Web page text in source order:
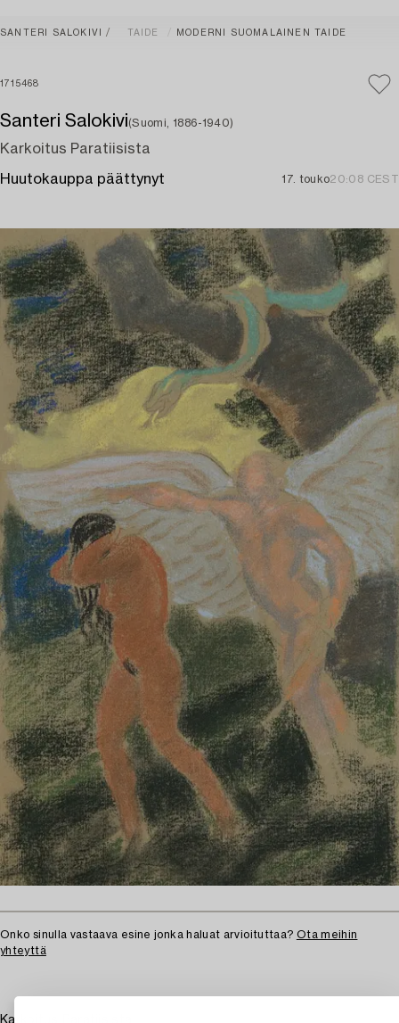
SANTERI SALOKIVI TAIDE MODERNI SUOMALAINEN TAIDE
1715468
Santeri Salokivi(Suomi, 1886-1940)
Karkoitus Paratiisista
Huutokauppa päättynyt 17. touko20:08 CEST
Onko sinulla vastaava esine jonka haluat arvioituttaa? Ota meihin
yhteyttä
Karkoitus Paratiisista